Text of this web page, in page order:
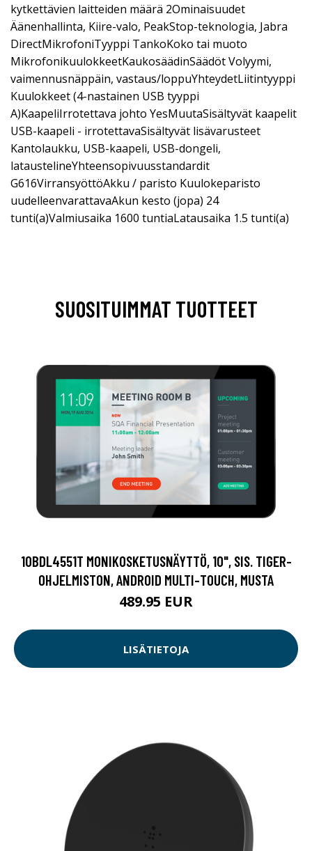
kytkettävien laitteiden määrä 2Ominaisuudet
Äänenhallinta, Kiire-valo, PeakStop-teknologia, Jabra
DirectMikrofoniTyyppi TankoKoko tai muoto
MikrofonikuulokkeetKaukosäädinSäädöt Volyymi,
vaimennusnäppäin, vastaus/loppuYhteydetLiitintyyppi
Kuulokkeet (4-nastainen USB tyyppi
A)KaapeliIrrotettava johto YesMuutaSisältyvät kaapelit
USB-kaapeli - irrotettavaSisältyvät lisävarusteet
Kantolaukku, USB-kaapeli, USB-dongeli,
lataustelineYhteensopivuusstandardit
G616VirransyöttöAkku / paristo Kuulokeparisto
uudelleenvarattavaAkun kesto (jopa) 24
tunti(a)Valmiusaika 1600 tuntiaLatausaika 1.5 tunti(a)
SUOSITUIMMAT TUOTTEET
10BDL4551T MONIKOSKETUSNÄYTTÖ, 10", SIS. TIGER-
OHJELMISTON, ANDROID MULTI-TOUCH, MUSTA
489.95 EUR
LISÄTIETOJA